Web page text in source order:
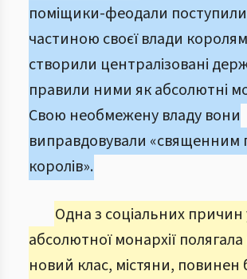
поміщики-феодали
частиною своєї влади
створили централізовані
правили ними як абсолютні
Свою необмежену владу вони
виправдовували «священним
королів».
Одна з соціальних
абсолютної монархії
новий клас, містяни, повинен